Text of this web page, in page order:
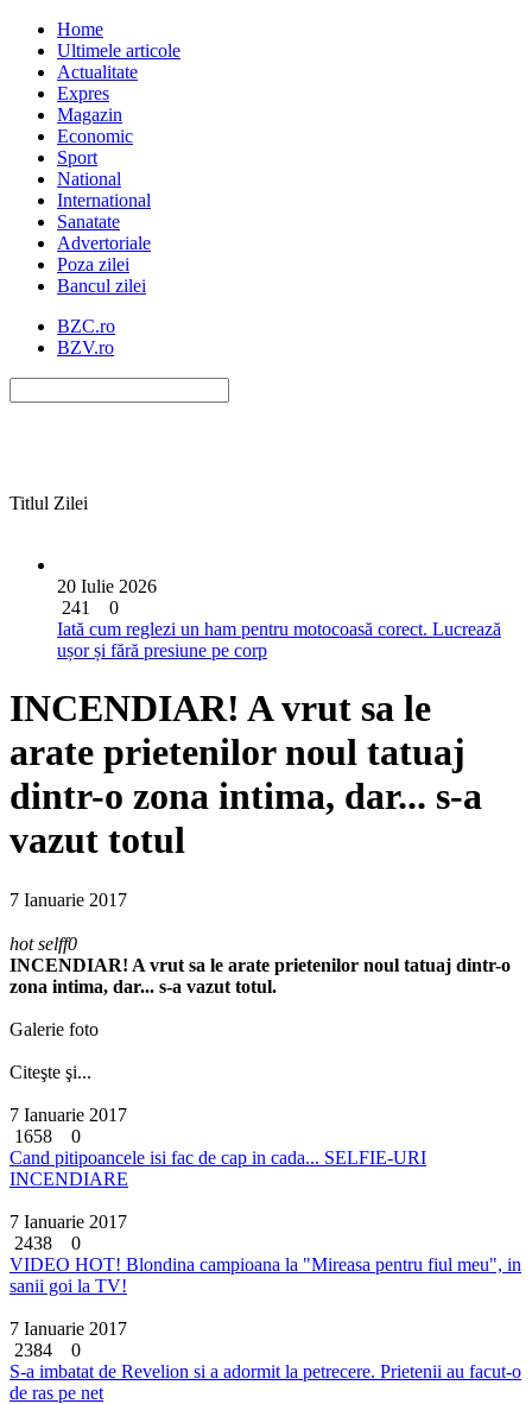
Home
Ultimele articole
Actualitate
Expres
Magazin
Economic
Sport
National
International
Sanatate
Advertoriale
Poza zilei
Bancul zilei
BZC.ro
BZV.ro
Titlul Zilei
20 Iulie 2026
241
0
Iată cum reglezi un ham pentru motocoasă corect. Lucrează
ușor și fără presiune pe corp
INCENDIAR! A vrut sa le
arate prietenilor noul tatuaj
dintr-o zona intima, dar... s-a
vazut totul
7 Ianuarie 2017
hot selff0
INCENDIAR! A vrut sa le arate prietenilor noul tatuaj dintr-o
zona intima, dar... s-a vazut totul.
Galerie foto
Citeşte şi...
7 Ianuarie 2017
1658
0
Cand pitipoancele isi fac de cap in cada... SELFIE-URI
INCENDIARE
7 Ianuarie 2017
2438
0
VIDEO HOT! Blondina campioana la "Mireasa pentru fiul meu", in
sanii goi la TV!
7 Ianuarie 2017
2384
0
S-a imbatat de Revelion si a adormit la petrecere. Prietenii au facut-o
de ras pe net